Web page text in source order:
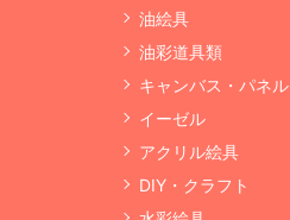
油絵具
油彩道具類
キャンバス・パネル
イーゼル
アクリル絵具
DIY・クラフト